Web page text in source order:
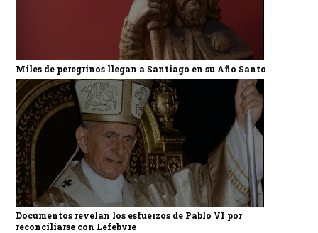
Miles de peregrinos llegan a Santiago en su Año Santo
Documentos revelan los esfuerzos de Pablo VI por
reconciliarse con Lefebvre